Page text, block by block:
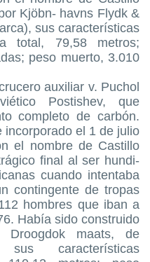
Kjöbn- havns Flydk &
sus características
total, 79,58 metros;
peso muerto, 3.010
auxiliar v. Puchol
Postishev, que
completo de carbón.
incorporado el 1 de julio
el nombre de Castillo
final al ser hundi-
cuando intentaba
contingente de tropas
hombres que iban a
Había sido construido
maats, de
sus características